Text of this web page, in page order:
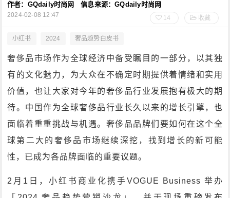
作者：GQdaily时尚网 信息来源：GQdaily时尚网
2024-02-08 12:47 14 收藏
小红书 2024 奢品趋势白皮书
奢侈品市场作为全球经济中备受瞩目的一部分，以其独
有的文化魅力，为大众在不确定时期提供着情绪和实用
价值，也让大家对今年的奢侈品行业发展抱有极大的期
待。中国作为全球奢侈品行业长久以来的增长引擎，也
面临着重重挑战与机遇。奢侈品品牌们要如何在这个全
球第二大的奢侈品市场继续深挖，找到增长的新可能
性，已成为各品牌面临的重要议题。
2月1日，小红书商业化携手VOGUE Business 举办